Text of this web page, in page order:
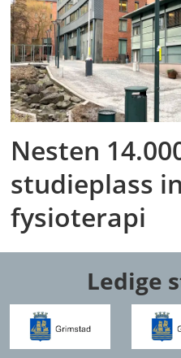
Nesten
studieplass
fysioterapi
Ledige